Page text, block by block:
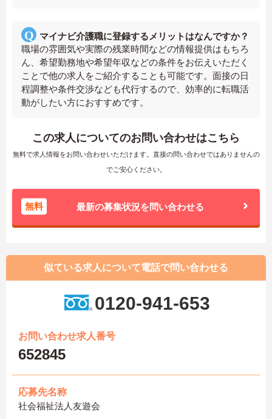
マイナビ介護職に登録するメリットはなんですか？
職場の雰囲気や実際の残業時間などの情報提供はもちろ
ん、希望勤務地や希望年収などの条件をお伝えいただく
ことで他の求人をご紹介することも可能です。面接の日
程調整や条件交渉なども代行するので、効率的に転職活
動がしたい方におすすめです。
この求人についてのお問い合わせはこちら
無料で求人情報をお問い合わせいただけます。直接の問い合わせではありませんの
でご安心ください。
無料 最新の募集状況を問い合わせる
似ている求人について電話で問い合わせる
0120-941-653
お問い合わせ求人番号
652845
応募先名称
社会福祉法人友遊会